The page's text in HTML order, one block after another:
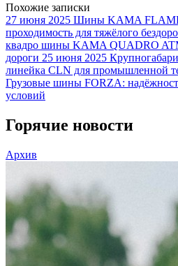
Похожие записки
27 июня 2025 Шины KAMA FLAME
проходимость для тяжёлого
квадро шины KAMA QUADRO
дороги 25 июня 2025
линейка CLN для промышленной
Грузовые шины FORZA:
условий
Горячие новости
Архив